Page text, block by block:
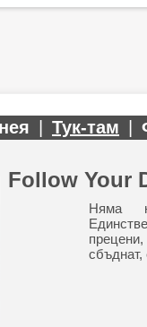
Тук-там
Follow Your
Няма